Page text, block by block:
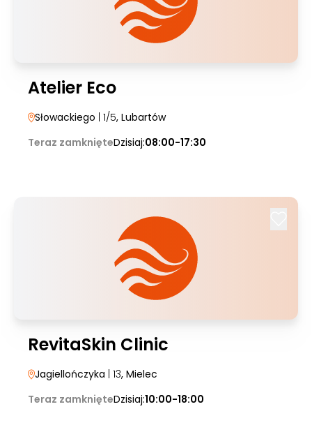
Atelier Eco
Słowackiego | 1/5, Lubartów
Teraz zamknięteDzisiaj:08:00-17:30
RevitaSkin Clinic
Jagiellończyka | 13, Mielec
Teraz zamknięteDzisiaj:10:00-18:00